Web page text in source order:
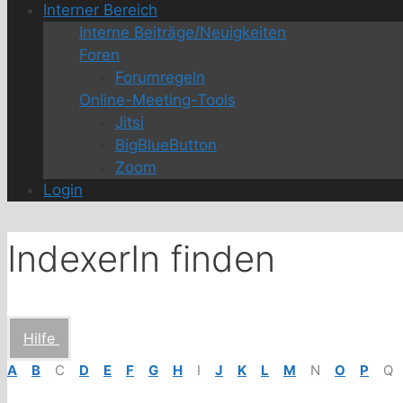
Interner Bereich
Interne Beiträge/Neuigkeiten
Foren
Forumregeln
Online-Meeting-Tools
Jitsi
BigBlueButton
Zoom
Login
IndexerIn finden
Hilfe
A B C D E F G H I J K L M N O P Q